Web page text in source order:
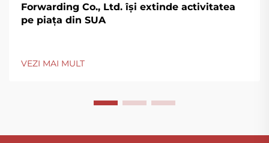
Forwarding Co., Ltd. își extinde activitatea
pe piața din SUA
VEZI MAI MULT